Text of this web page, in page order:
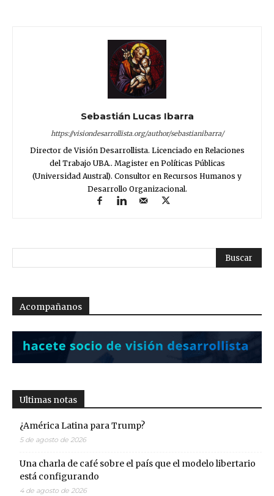
Sebastián Lucas Ibarra
https://visiondesarrollista.org/author/sebastianibarra/
Director de Visión Desarrollista. Licenciado en Relaciones
del Trabajo UBA.. Magister en Políticas Públicas
(Universidad Austral). Consultor en Recursos Humanos y
Desarrollo Organizacional.
Acompañanos
Ultimas notas
¿América Latina para Trump?
5 de agosto de 2026
Una charla de café sobre el país que el modelo libertario
está configurando
4 de agosto de 2026